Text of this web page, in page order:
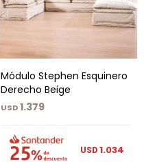
Módulo Stephen Esquinero
Derecho Beige
USD1.379
USD 1.034